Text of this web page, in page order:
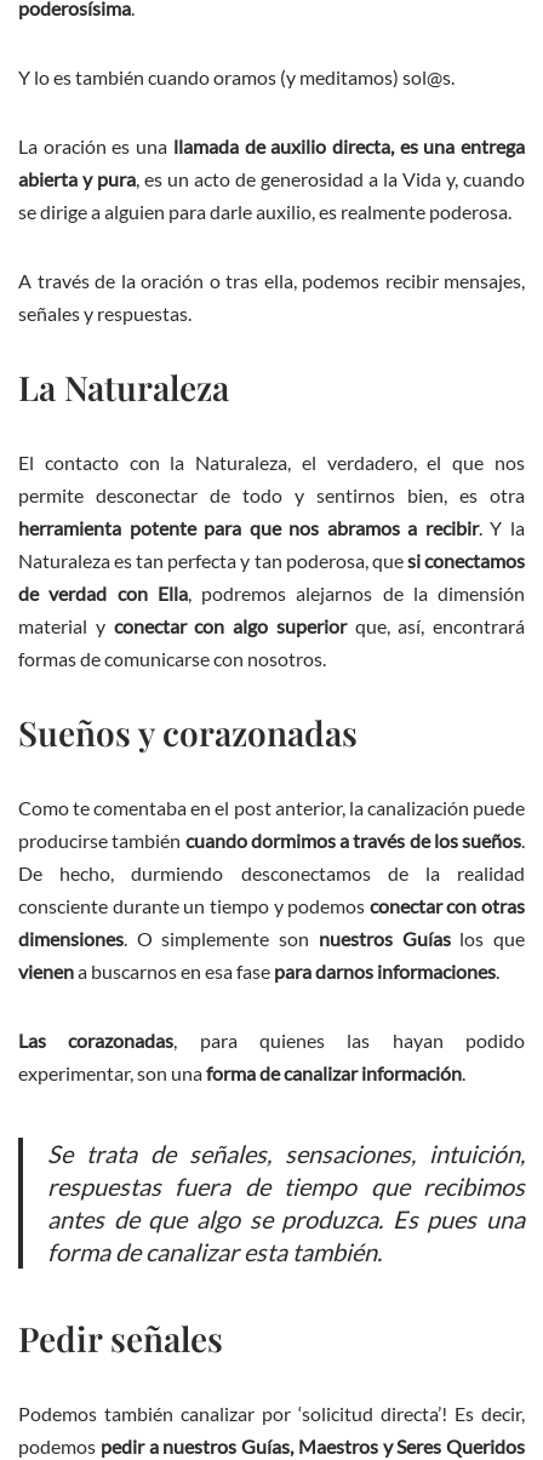
poderosísima.
Y lo es también cuando oramos (y meditamos) sol@s.
La oración es una llamada de auxilio directa, es una entrega
abierta y pura, es un acto de generosidad a la Vida y, cuando
se dirige a alguien para darle auxilio, es realmente poderosa.
A través de la oración o tras ella, podemos recibir mensajes,
señales y respuestas.
La Naturaleza
El contacto con la Naturaleza, el verdadero, el que nos
permite desconectar de todo y sentirnos bien, es otra
herramienta potente para que nos abramos a recibir. Y la
Naturaleza es tan perfecta y tan poderosa, quesi conectamos
de verdad con Ella, podremos alejarnos de la dimensión
material y conectar con algo superiorque, así, encontrará
formas de comunicarse con nosotros.
Sueños y corazonadas
Como te comentaba en el post anterior, la canalización puede
producirse también cuando dormimos a través de los sueños.
De hecho, durmiendo desconectamos de la realidad
consciente durante un tiempo y podemos conectar con otras
dimensiones. O simplemente son nuestros Guíaslos que
vienena buscarnos en esa fase para darnos informaciones.
Las corazonadas, para quienes las hayan podido
experimentar, son unaforma de canalizar información.
Se trata de señales, sensaciones, intuición,
respuestas fuera de tiempo que recibimos
antes de que algo se produzca. Es pues una
forma de canalizar esta también.
Pedir señales
Podemos también canalizar por ‘solicitud directa’! Es decir,
podemos pedir a nuestros Guías, Maestros y Seres Queridos